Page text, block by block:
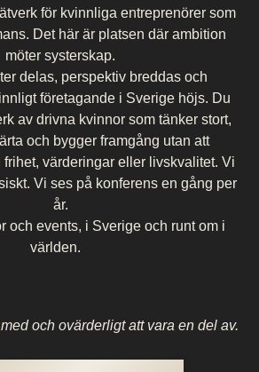
för kvinnliga entreprenörer som
Det här är platsen där ambition
möter systerskap.
delas, perspektiv breddas och
företagande i Sverige höjs. Du
av drivna kvinnor som tänker stort,
och bygger framgång utan att
frihet, värderingar eller livskvalitet. Vi
Vi ses på konferens en gång per
år.
och events, i Sverige och runt om i
världen.
och ovärderligt att vara en del av.